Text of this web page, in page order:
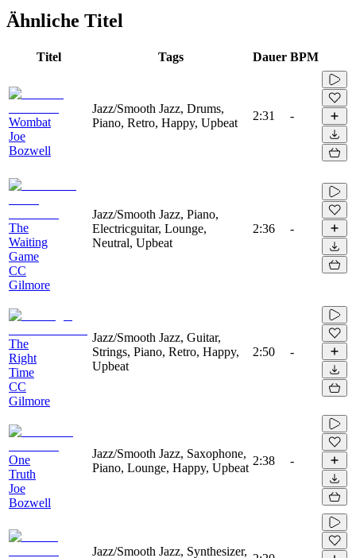
Ähnliche Titel
Titel Tags Dauer BPM
Wombat
Joe
Bozwell
Jazz/Smooth Jazz, Drums,
Piano, Retro, Happy, Upbeat
2:31 -
The
Waiting
Game
CC
Gilmore
Jazz/Smooth Jazz, Piano,
Electricguitar, Lounge,
Neutral, Upbeat
2:36 -
The
Right
Time
CC
Gilmore
Jazz/Smooth Jazz, Guitar,
Strings, Piano, Retro, Happy,
Upbeat
2:50 -
One
Truth
Joe
Bozwell
Jazz/Smooth Jazz, Saxophone,
Piano, Lounge, Happy, Upbeat
2:38 -
Jazz/Smooth Jazz, Synthesizer,